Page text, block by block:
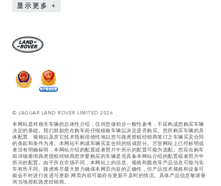
显示更多
© JAGUAR LAND ROVER LIMITED 2026
本网站是对相关车辆的总体性介绍，仅供您做初步一般性参考，不应构成您购买车辆
决定的基础。我们鼓励您在购车前仔细核验车辆以决定是否购买。您所购买车辆的具
体配置、规格以及其它技术指标排他性地以您与路虎授权经销商签订之车辆买卖合同
的条款和条件为准。本网站不构成车辆买卖合同的组成部分。尽管网站上已经标明或
者没有明确标明，本网站介绍的配置或者照片中所示的配置可能为选配。您应在购车
前详细垂询路虎授权经销商您所要购买的车辆是否具备本网站介绍的配置或者照片中
所示的配置。由于所在市场不同，本网站上的信息、规格和颜色等产品信息可能与实
车有所不同。路虎将尽最大努力确保本网页内容的正确性，但产品技术规格和设备可
能会不时进行改进与更新,网页内容可能存在更新不及时的情况。具体产品信息敬请垂
询当地授权路虎经销商。